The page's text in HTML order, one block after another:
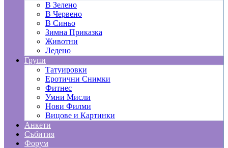
В Зелено
В Червено
В Синьо
Зимна Приказка
Животни
Ледено
Групи
Татуировки
Еротични Снимки
Фитнес
Умни Мисли
Нови Филми
Вицове и Картинки
Анкети
Събития
Форум